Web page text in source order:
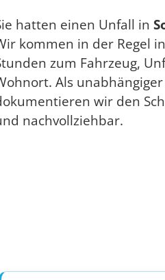
hatten einen Unfall in
kommen in der Regel
zum Fahrzeug,
Als unabhängiger
wir den
nachvollziehbar.